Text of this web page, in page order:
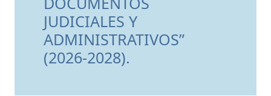
JUDICIALES Y
ADMINISTRATIVOS”
(2026-2028).